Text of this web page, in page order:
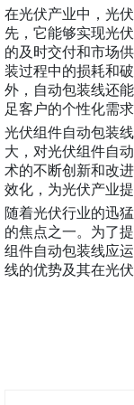
在光伏产业中，光
先，它能够实现光
的及时交付和市场
装过程中的损耗和
外，自动包装线还
足客户的个性化需求
光伏组件自动包装
大，对光伏组件自
术的不断创新和改
效化，为光伏产业
随着光伏行业的迅
的焦点之一。为了
组件自动包装线应
线的优势及其在光